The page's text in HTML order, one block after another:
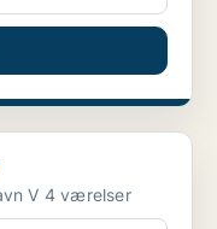
Lejlighed til salg på 1601 København V 4 værelser